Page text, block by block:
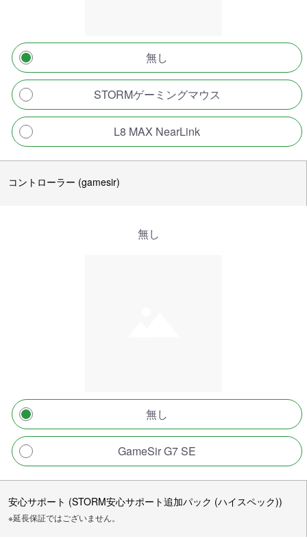
無し
STORMゲーミングマウス
L8 MAX NearLink
コントローラー (gamesir)
無し
無し
GameSir G7 SE
安心サポート (STORM安心サポート追加パック (ハイスペック))
※延長保証ではございません。